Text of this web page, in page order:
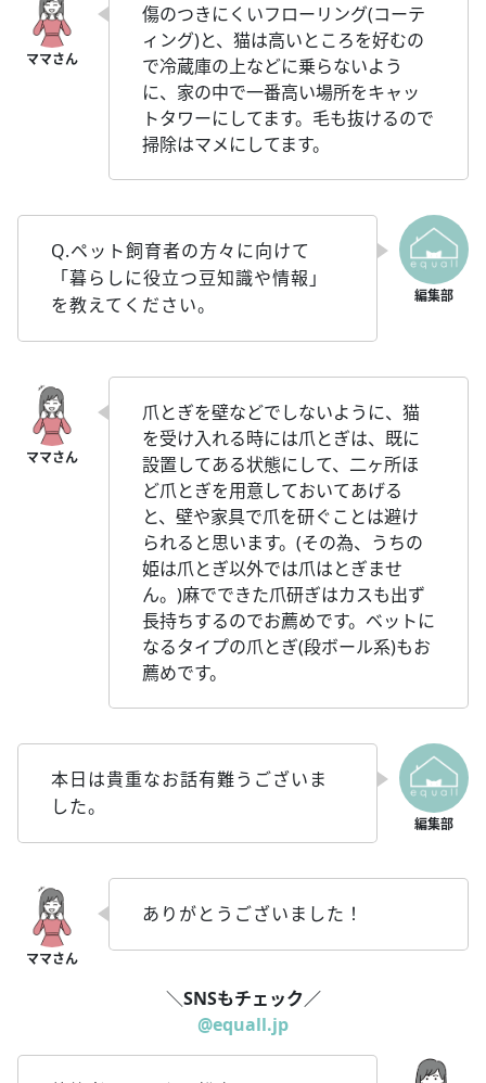
傷のつきにくいフローリング(コーテ
ィング)と、猫は高いところを好むの
で冷蔵庫の上などに乗らないよう
に、家の中で一番高い場所をキャッ
トタワーにしてます。毛も抜けるので
掃除はマメにしてます。
Q.ペット飼育者の方々に向けて
「暮らしに役立つ豆知識や情報」
を教えてください。
爪とぎを壁などでしないように、猫
を受け入れる時には爪とぎは、既に
設置してある状態にして、二ヶ所ほ
ど爪とぎを用意しておいてあげる
と、壁や家具で爪を研ぐことは避け
られると思います。(その為、うちの
姫は爪とぎ以外では爪はとぎませ
ん。)麻でできた爪研ぎはカスも出ず
長持ちするのでお薦めです。ベットに
なるタイプの爪とぎ(段ボール系)もお
薦めです。
本日は貴重なお話有難うございま
した。
ありがとうございました！
＼SNSもチェック／
@equall.jp